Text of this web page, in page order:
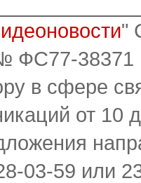
"
ФС77-38371
в сфере
от 10
03-59 или